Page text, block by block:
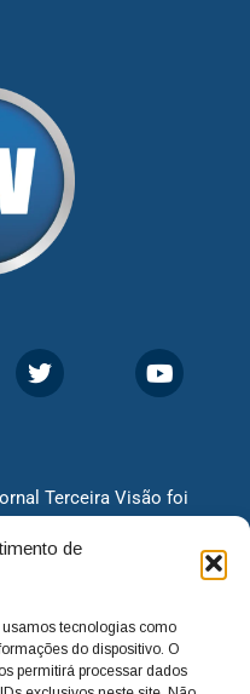
de
tecnologias como
do dispositivo. O
permitirá processar dados
Terceira Visão foi
época só existiam
o jornal continua
notícias. Nunca
do cidadão, sempre